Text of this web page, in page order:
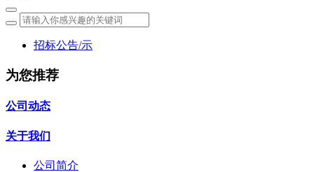
招标公告/示
为您推荐
公司动态
关于我们
公司简介